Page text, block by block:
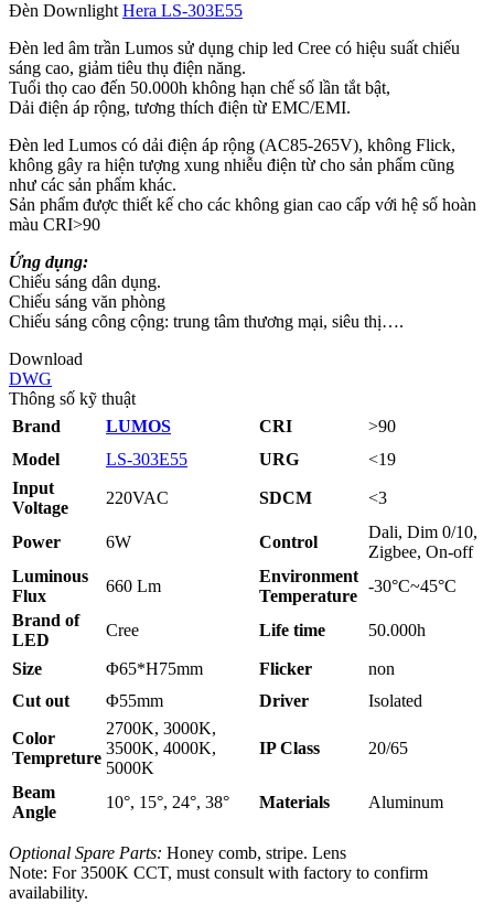
Đèn Downlight Hera LS‑303E55
Đèn led âm trần Lumos sử dụng chip led Cree có hiệu suất chiếu
sáng cao, giảm tiêu thụ điện năng.
Tuổi thọ cao đến 50.000h không hạn chế số lần tắt bật,
Dải điện áp rộng, tương thích điện từ EMC/EMI.
Đèn led Lumos có dải điện áp rộng (AC85-265V), không Flick,
không gây ra hiện tượng xung nhiễu điện từ cho sản phẩm cũng
như các sản phẩm khác.
Sản phẩm được thiết kế cho các không gian cao cấp với hệ số hoàn
màu CRI>90
Ứng dụng:
Chiếu sáng dân dụng.
Chiếu sáng văn phòng
Chiếu sáng công cộng: trung tâm thương mại, siêu thị….
Download
DWG
Thông số kỹ thuật
Brand
LUMOS CRI
>90
Model
LS-303E55 URG
<19
Input
Voltage
220VAC SDCM <3
Power 6W Control
Dali, Dim 0/10,
Zigbee, On-off
Luminous
Flux
660 Lm
Environment
Temperature
-30°C~45°C
Brand of
LED
Cree Life time 50.000h
Size Φ65*H75mm Flicker
non
Cut out
Φ55mm Driver
Isolated
Color
Tempreture
2700K, 3000K,
3500K, 4000K,
5000K
IP Class 20/65
Beam
Angle
10°, 15°, 24°, 38° Materials Aluminum
Optional Spare Parts: Honey comb, stripe. Lens
Note: For 3500K CCT, must consult with factory to confirm
availability.